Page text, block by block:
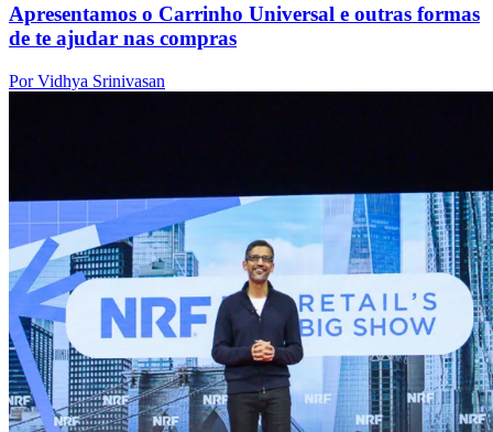
Apresentamos o Carrinho Universal e outras formas
de te ajudar nas compras
Por Vidhya Srinivasan